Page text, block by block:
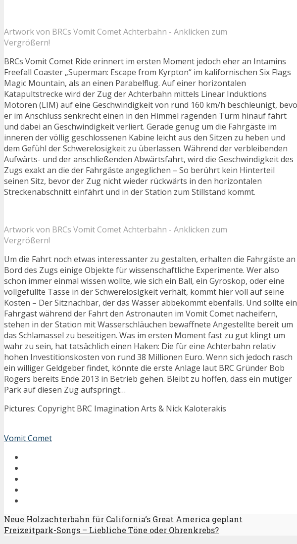
Artwork von BRCs Vomit Comet Achterbahn - Anklicken zum
Vergrößern!
BRCs Vomit Comet Ride erinnert im ersten Moment jedoch eher an Intamins
Freefall Coaster „Superman: Escape from Kyrpton“ im kalifornischen Six Flags
Magic Mountain, als an einen Parabelflug. Auf einer horizontalen
Katapultstrecke wird der Zug der Achterbahn mittels Linear Induktions
Motoren (LIM) auf eine Geschwindigkeit von rund 160 km/h beschleunigt,
er im Anschluss senkrecht einen in den Himmel ragenden Turm hinauf fährt
und dabei an Geschwindigkeit verliert. Gerade genug um die Fahrgäste im
inneren der völlig geschlossenen Kabine leicht aus den Sitzen zu heben und
dem Gefühl der Schwerelosigkeit zu überlassen. Während der verbleibenden
Aufwärts- und der anschließenden Abwärtsfahrt, wird die Geschwindigkeit des
Zugs exakt an die der Fahrgäste angeglichen – So berührt kein Hinterteil
seinen Sitz, bevor der Zug nicht wieder rückwärts in den horizontalen
Streckenabschnitt einfährt und in der Station zum Stillstand kommt.
Artwork von BRCs Vomit Comet Achterbahn - Anklicken zum
Vergrößern!
Um die Fahrt noch etwas interessanter zu gestalten, erhalten die Fahrgäste an
Bord des Zugs einige Objekte für wissenschaftliche Experimente. Wer also
schon immer einmal wissen wollte, wie sich ein Ball, ein Gyroskop, oder eine
vollgefüllte Tasse in der Schwerelosigkeit verhält, kommt hier voll auf seine
Kosten – Der Sitznachbar, der das Wasser abbekommt ebenfalls. Und sollte ein
Fahrgast während der Fahrt den Astronauten im Vomit Comet nacheifern,
stehen in der Station mit Wasserschläuchen bewaffnete Angestellte bereit um
das Schlamassel zu beseitigen. Was im ersten Moment fast zu gut klingt um
wahr zu sein, hat tatsächlich einen Haken: Die für eine Achterbahn relativ
hohen Investitionskosten von rund 38 Millionen Euro. Wenn sich jedoch rasch
ein williger Geldgeber findet, könnte die erste Anlage laut BRC Gründer Bob
Rogers bereits Ende 2013 in Betrieb gehen. Bleibt zu hoffen, dass ein mutiger
Park auf diesen Zug aufspringt…
Pictures: Copyright BRC Imagination Arts & Nick Kaloterakis
Vomit Comet
Neue Holzachterbahn für California‘s Great America geplant
Freizeitpark-Songs – Liebliche Töne oder Ohrenkrebs?